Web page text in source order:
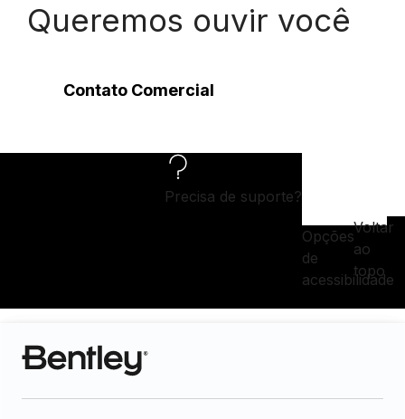
Queremos ouvir você
Contato Comercial
Precisa de suporte?
Opções
de
acessibilidade
Voltar
ao
topo